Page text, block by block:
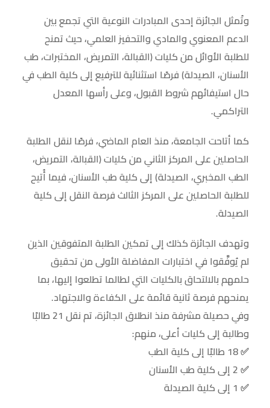
وتُمثل الجائزة إحدى المبادرات النوعية التي تجمع بين
الدعم المعنوي والمادي والتحفيز العلمي، حيث تمنح
للطلبة الأوائل من كليات (القبالة، التمريض، المختبرات، طب
الأسنان، الصيدلة) فرصًا استثنائية للترفيع إلى كلية الطب في
حال استيفائهم شروط القبول، وعلى رأسها المعدل
التراكمي.
كما أتاحت الجامعة، منذ العام الماضي، فرصًا لنقل الطلبة
الحاصلين على المركز الثاني من كليات (القبالة، التمريض،
الطب المخبري، الصيدلة) إلى كلية طب الأسنان، فيما أُتيح
للطلبة الحاصلين على المركز الثالث فرصة النقل إلى كلية
الصيدلة.
وتهدف الجائزة كذلك إلى تمكين الطلبة المتفوقين الذين
لم يُوفَّقوا في اختبارات المفاضلة الأولى من تحقيق
حلمهم بالالتحاق بالكليات التي لطالما تطلعوا إليها، بما
يمنحهم فرصة ثانية قائمة على الكفاءة والاجتهاد.
وفي حصيلة مشرفة منذ انطلاق الجائزة، تم نقل 21 طالبًا
وطالبة إلى كليات أعلى، منهم:
✅ 18 طالبًا إلى كلية الطب
✅ 2 إلى كلية طب الأسنان
✅ 1 إلى كلية الصيدلة